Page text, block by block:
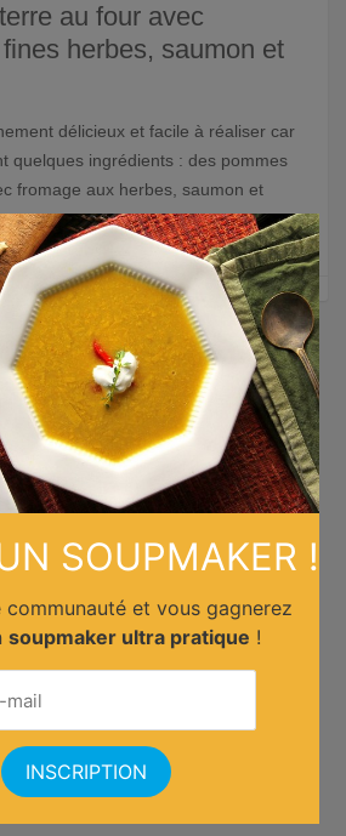
au four avec
herbes, saumon et
délicieux et facile à réaliser car
quelques ingrédients : des pommes
fromage aux herbes, saumon et
SOUPMAKER !
communauté et vous gagnerez
soupmaker ultra pratique !
×